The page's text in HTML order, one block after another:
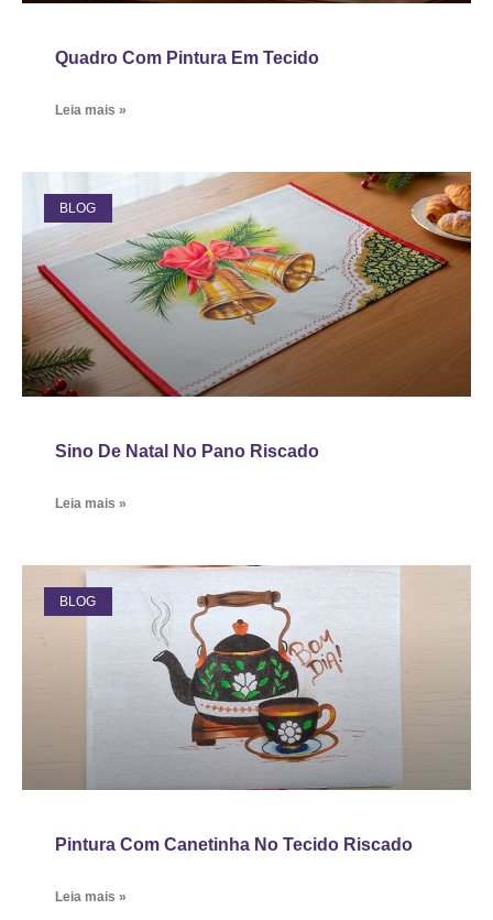
Quadro Com Pintura Em Tecido
Leia mais »
BLOG
Sino De Natal No Pano Riscado
Leia mais »
BLOG
Pintura Com Canetinha No Tecido Riscado
Leia mais »